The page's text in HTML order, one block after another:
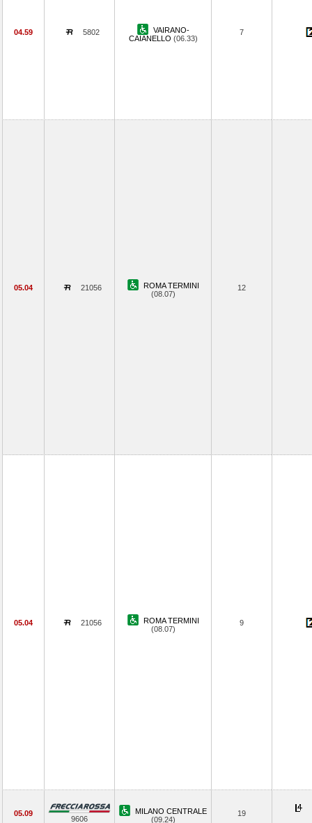
04.59 5802
VAIRANO-
CAIANELLO (06.33)
7
05.04 21056
ROMA TERMINI
(08.07)
12
05.04 21056
ROMA TERMINI
(08.07)
9
05.09
9606
MILANO CENTRALE
(09.24)
19